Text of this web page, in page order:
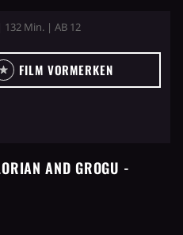
132 Min. | AB 12
FILM VORMERKEN
AND GROGU -